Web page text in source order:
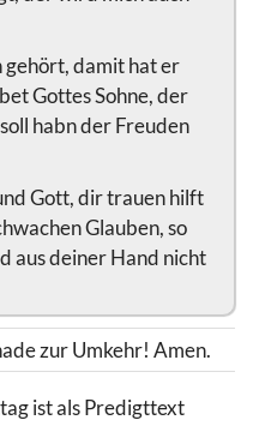
gehört, damit hat er
Gottes Sohne, der
habn der Freuden
Gott, dir trauen hilft
Glauben, so
aus deiner Hand nicht
zur Umkehr! Amen.
ist als Predigttext